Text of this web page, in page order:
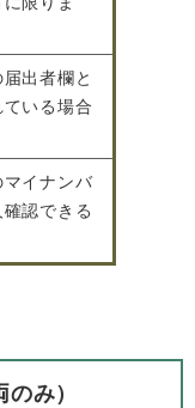
出者欄と
いる場合
イナンバ
認できる
み）